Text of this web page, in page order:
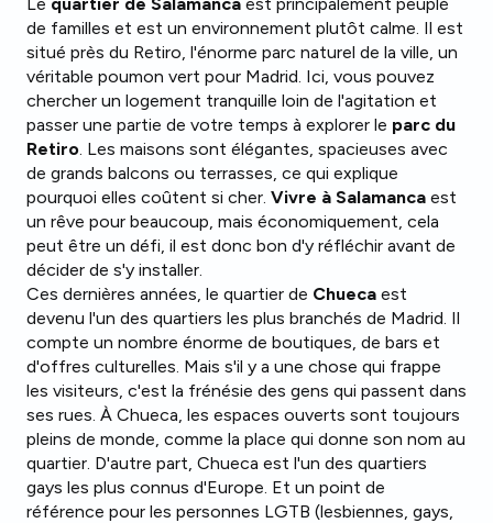
de familles et est un environnement plutôt calme. Il est
situé près du Retiro, l'énorme parc naturel de la ville, un
véritable poumon vert pour Madrid. Ici, vous pouvez
chercher un logement tranquille loin de l'agitation et
passer une partie de votre temps à explorer le parc du
Retiro . Les maisons sont élégantes, spacieuses avec
de grands balcons ou terrasses, ce qui explique
pourquoi elles coûtent si cher. Vivre à Salamanca est
un rêve pour beaucoup, mais économiquement, cela
peut être un défi, il est donc bon d'y réfléchir avant de
décider de s'y installer.
Ces dernières années, le quartier de Chueca est
devenu l'un des quartiers les plus branchés de Madrid. Il
compte un nombre énorme de boutiques, de bars et
d'offres culturelles. Mais s'il y a une chose qui frappe
les visiteurs, c'est la frénésie des gens qui passent dans
ses rues. À Chueca, les espaces ouverts sont toujours
pleins de monde, comme la place qui donne son nom au
quartier. D'autre part, Chueca est l'un des quartiers
gays les plus connus d'Europe. Et un point de
référence pour les personnes LGTB (lesbiennes, gays,